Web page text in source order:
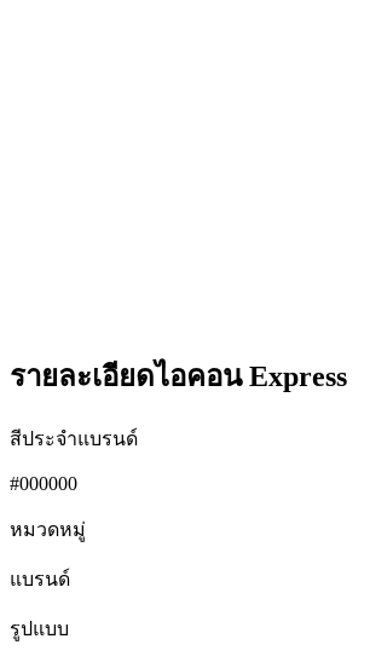
รายละเอียดไอคอน Express
สีประจำแบรนด์
#000000
หมวดหมู่
แบรนด์
รูปแบบ